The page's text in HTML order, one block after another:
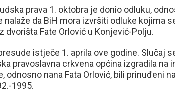
prava 1. oktobra je donio odluku,
da BiH mora izvršiti odluke kojima
dvorišta Fate Orlović u Konjević-Polju.
istječe 1. aprila ove godine. Slučaj
pravoslavna crkvena općina izgradila na
odnosno nana Fata Orlović, bili prinuđeni
1995.